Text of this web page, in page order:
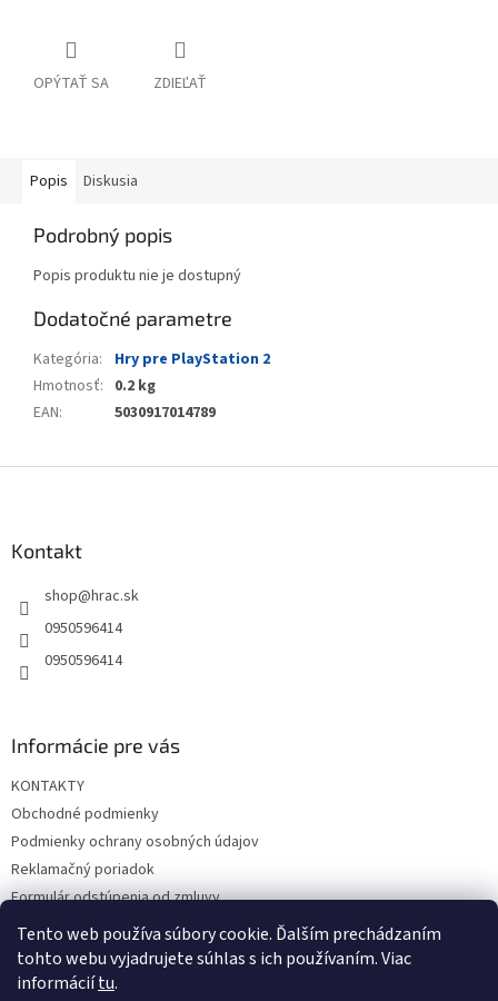
Tento web používa súbory cookie. Ďalším prechádzaním
tohto webu vyjadrujete súhlas s ich používaním. Viac
informáciítu.
OPÝTAŤ SA ZDIEĽAŤ
Popis Diskusia
Podrobný popis
Popis produktu nie je dostupný
Dodatočné parametre
Kategória:
Hry pre PlayStation 2
Hmotnosť: 0.2 kg
EAN: 5030917014789
Kontakt
shop@hrac.sk
0950596414
0950596414
Informácie pre vás
KONTAKTY
Obchodné podmienky
Podmienky ochrany osobných údajov
Reklamačný poriadok
Formulár odstúpenia od zmluvy
Reklamačný formulár